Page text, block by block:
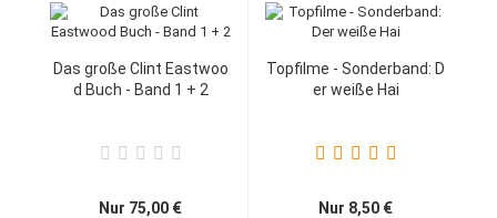
Das große Clint Eastwoo
d Buch - Band 1 + 2
Nur 75,00 €
Topfilme - Sonderband: D
er weiße Hai
Nur 8,50 €